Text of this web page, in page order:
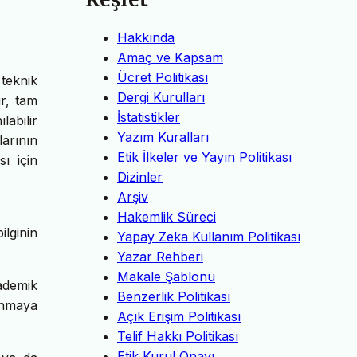
tam
için
Hakkında
Amaç ve Kapsam
Ücret Politikası
Dergi Kurulları
İstatistikler
Yazım Kuralları
Etik İlkeler ve Yayın Politikası
Dizinler
Arşiv
Hakemlik Süreci
Yapay Zeka Kullanım Politikası
Yazar Rehberi
Makale Şablonu
Benzerlik Politikası
Açık Erişim Politikası
Telif Hakkı Politikası